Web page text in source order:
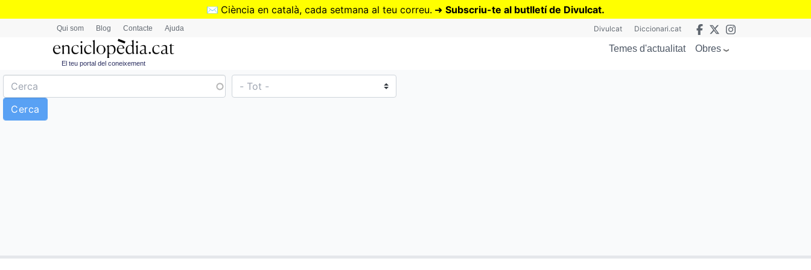
Vés
✉️ Ciència en català, cada setmana al teu correu. ➜ Subscriu-te al butlletí de Divulcat.
Qui som Blog Contacte Ajuda Divulcat Diccionari.cat
El teu portal del coneixement
Temes d'actualitat Obres